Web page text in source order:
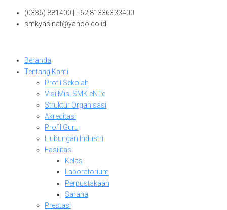
Skip
(0336) 881400 | +62 81336333400
smkyasinat@yahoo.co.id
Beranda
Tentang Kami
Profil Sekolah
Visi Misi SMK eNTe
Struktur Organisasi
Akreditasi
Profil Guru
Hubungan Industri
Fasilitas
Kelas
Laboratorium
Perpustakaan
Sarana
Prestasi